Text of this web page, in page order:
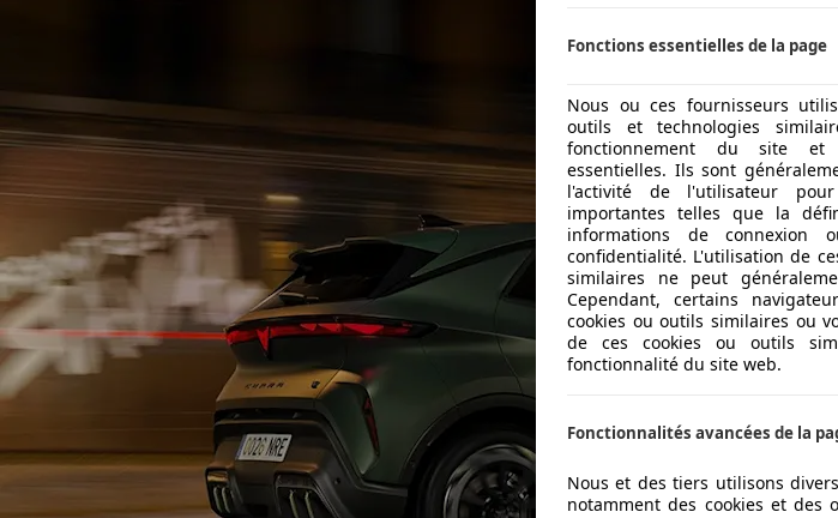
Fonctions essentielles de la page
Nous ou ces fournisseurs
outils et technologies
fonctionnement du site et
essentielles. Ils sont
l'activité de l'utilisateur
importantes telles que la
informations de connexion
confidentialité. L'utilisation de
similaires ne peut
Cependant, certains
cookies ou outils similaires ou
de ces cookies ou outils
fonctionnalité du site web.
Fonctionnalités avancées de la
Nous et des tiers utilisons
notamment des cookies et des